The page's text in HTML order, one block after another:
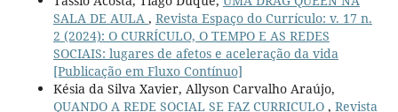
SALA DE AULA , Revista Espaço do Currículo: v. 17 n.
2 (2024): O CURRÍCULO, O TEMPO E AS REDES
SOCIAIS: lugares de afetos e aceleração da vida
[Publicação em Fluxo Contínuo]
Késia da Silva Xavier, Allyson Carvalho Araújo,
QUANDO A REDE SOCIAL SE FAZ CURRICULO , Revista